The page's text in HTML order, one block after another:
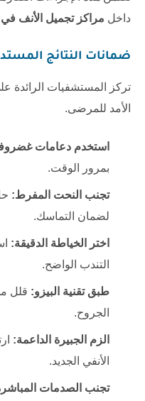
داخل مراكز تجميل الأنف في
ضمانات النتائج
تركز المستشفيات الرائدة
الأمد للمرضى.
استخدم دعامات
بمرور الوقت.
تجنب النحت المفرط:
لضمان التماسك.
اختر الخياطة الدقيقة:
التندب الواضح.
طبق تقنية البيزو: قلل
الجروح.
الزم الجبيرة الداعمة:
الأنفي الجديد.
تجنب الصدمات